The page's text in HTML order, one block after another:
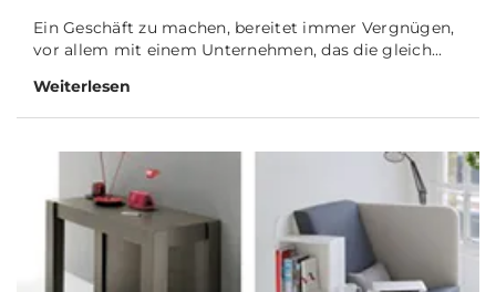
Ein Geschäft zu machen, bereitet immer Vergnügen,
vor allem mit einem Unternehmen, das die gleich...
Weiterlesen